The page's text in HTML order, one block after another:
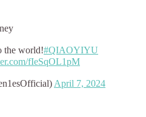
the world!#QIAOYIYU
fIeSqOL1pM
April 7, 2024